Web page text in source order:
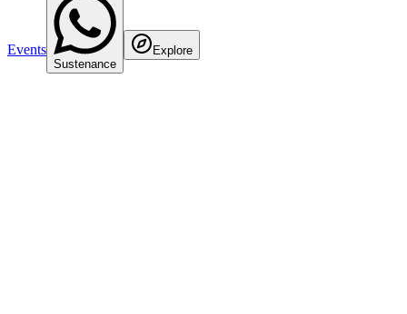
Events
Sustenance
Explore